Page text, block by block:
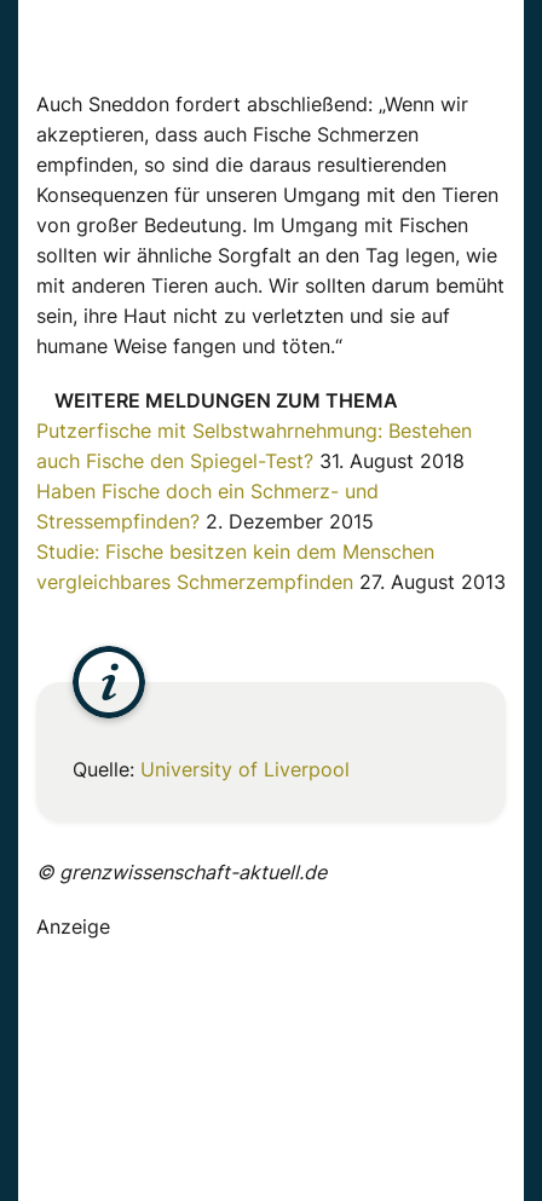
Auch Sneddon fordert abschließend: „Wenn wir
akzeptieren, dass auch Fische Schmerzen
empfinden, so sind die daraus resultierenden
Konsequenzen für unseren Umgang mit den Tieren
von großer Bedeutung. Im Umgang mit Fischen
sollten wir ähnliche Sorgfalt an den Tag legen, wie
mit anderen Tieren auch. Wir sollten darum bemüht
sein, ihre Haut nicht zu verletzten und sie auf
humane Weise fangen und töten.“
WEITERE MELDUNGEN ZUM THEMA
Putzerfische mit Selbstwahrnehmung: Bestehen
auch Fische den Spiegel-Test? 31. August 2018
Haben Fische doch ein Schmerz- und
Stressempfinden? 2. Dezember 2015
Studie: Fische besitzen kein dem Menschen
vergleichbares Schmerzempfinden 27. August 2013
Quelle: University of Liverpool
© grenzwissenschaft-aktuell.de
Anzeige